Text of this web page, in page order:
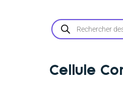
Recherche
de
produits
Cellule